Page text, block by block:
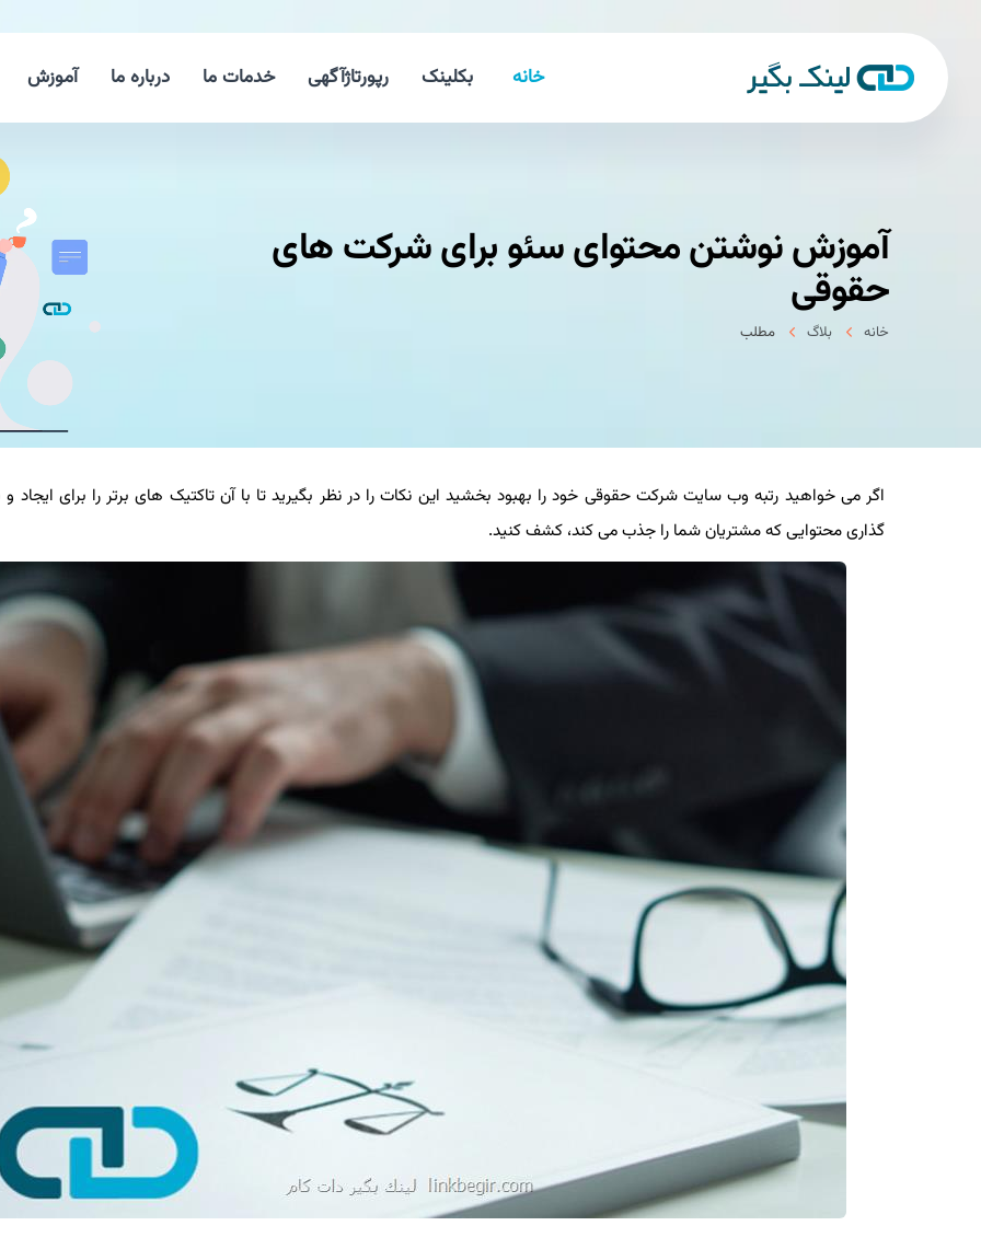
خانه بکلینک رپورتاژآگهی خدمات ما درباره ما آموزش
آموزش نوشتن محتوای سئو برای شرکت های
حقوقی
خانه بلاگ مطلب
اگر می خواهید رتبه وب سایت شرکت حقوقی خود را بهبود بخشید این نکات را در نظر بگیرید تا با آن تاکتیک های برتر را برای ایجاد و
گذاری محتوایی که مشتریان شما را جذب می کند، کشف کنید.